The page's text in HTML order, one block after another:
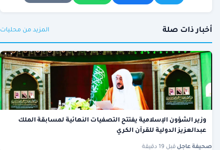
أخبار ذات صلة المزيد من محليات
وزير الشؤون الإسلامية يفتتح التصفيات النهائية لمسابقة الملك
عبدالعزيز الدولية للقرآن الكري
صحيفة عاجل قبل 19 دقيقة